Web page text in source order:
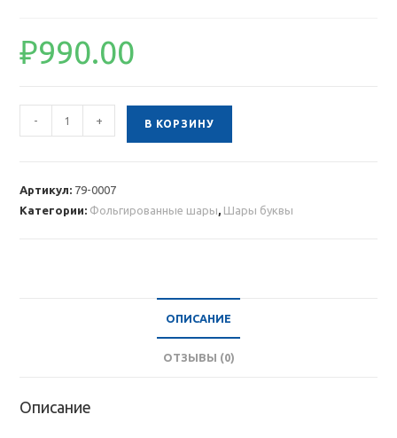
₽990.00
Количество
товара
- + В КОРЗИНУ
Артикул: 79-0007
Категории: Фольгированные шары, Шары буквы
ОПИСАНИЕ
ОТЗЫВЫ (0)
Описание